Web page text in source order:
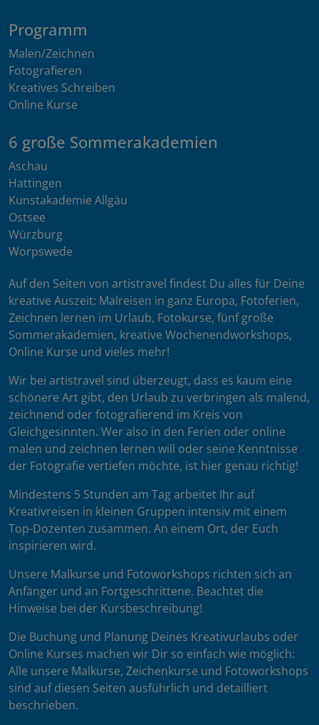
Programm
Malen/Zeichnen
Fotografieren
Kreatives Schreiben
Online Kurse
6 große Sommerakademien
Aschau
Hattingen
Kunstakademie Allgäu
Ostsee
Würzburg
Worpswede
Auf den Seiten von artistravel findest Du alles für Deine
kreative Auszeit: Malreisen in ganz Europa, Fotoferien,
Zeichnen lernen im Urlaub, Fotokurse, fünf große
Sommerakademien, kreative Wochenendworkshops,
Online Kurse und vieles mehr!
Wir bei artistravel sind überzeugt, dass es kaum eine
schönere Art gibt, den Urlaub zu verbringen als malend,
zeichnend oder fotografierend im Kreis von
Gleichgesinnten. Wer also in den Ferien oder online
malen und zeichnen lernen will oder seine Kenntnisse
der Fotografie vertiefen möchte, ist hier genau richtig!
Mindestens 5 Stunden am Tag arbeitet Ihr auf
Kreativreisen in kleinen Gruppen intensiv mit einem
Top-Dozenten zusammen. An einem Ort, der Euch
inspirieren wird.
Unsere Malkurse und Fotoworkshops richten sich an
Anfänger und an Fortgeschrittene. Beachtet die
Hinweise bei der Kursbeschreibung!
Die Buchung und Planung Deines Kreativurlaubs oder
Online Kurses machen wir Dir so einfach wie möglich:
Alle unsere Malkurse, Zeichenkurse und Fotoworkshops
sind auf diesen Seiten ausführlich und detailliert
beschrieben.